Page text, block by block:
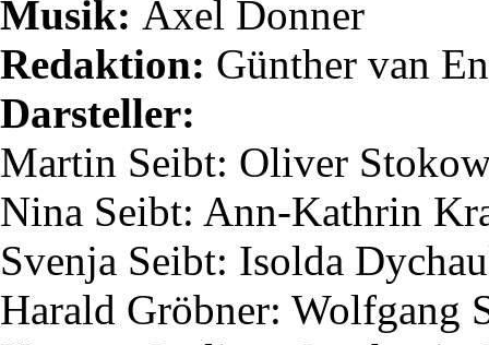
Musik: Axel Donner
Redaktion: Günther van
Darsteller:
Martin Seibt: Oliver
Nina Seibt: Ann-Kathrin
Svenja Seibt: Isolda
Harald Gröbner: Wolfgang